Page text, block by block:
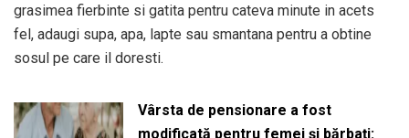
grasimea fierbinte si gatita pentru cateva minute in acets
fel, adaugi supa, apa, lapte sau smantana pentru a obtine
sosul pe care il doresti.
Vârsta de pensionare a fost
modificată pentru femei și bărbați: